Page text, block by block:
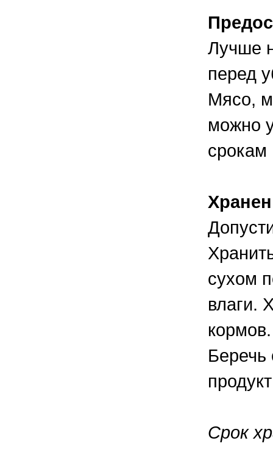
Лучше
перед
Мясо,
можно
срокам
сухом
влаги.
кормов.
Беречь
Срок